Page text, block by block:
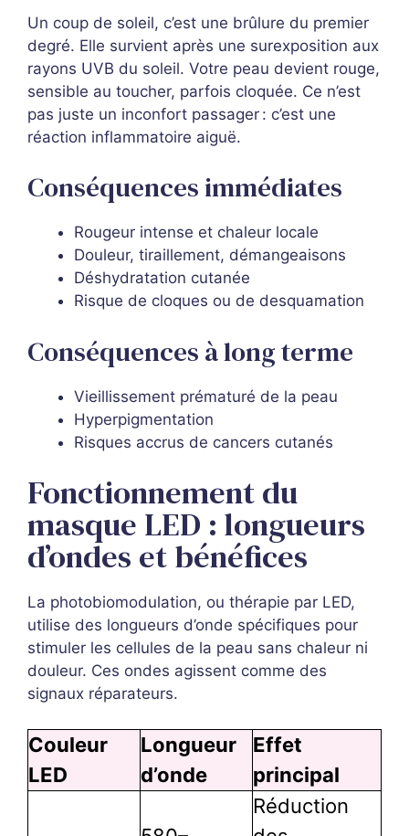
Un coup de soleil, c’est une brûlure du premier
degré. Elle survient après une surexposition aux
rayons UVB du soleil. Votre peau devient rouge,
sensible au toucher, parfois cloquée. Ce n’est
pas juste un inconfort passager : c’est une
réaction inflammatoire aiguë.
Conséquences immédiates
Rougeur intense et chaleur locale
Douleur, tiraillement, démangeaisons
Déshydratation cutanée
Risque de cloques ou de desquamation
Conséquences à long terme
Vieillissement prématuré de la peau
Hyperpigmentation
Risques accrus de cancers cutanés
Fonctionnement du
masque LED : longueurs
d’ondes et bénéfices
La photobiomodulation, ou thérapie par LED,
utilise des longueurs d’onde spécifiques pour
stimuler les cellules de la peau sans chaleur ni
douleur. Ces ondes agissent comme des
signaux réparateurs.
Couleur
LED
Longueur
d’onde
Effet
principal
Réduction